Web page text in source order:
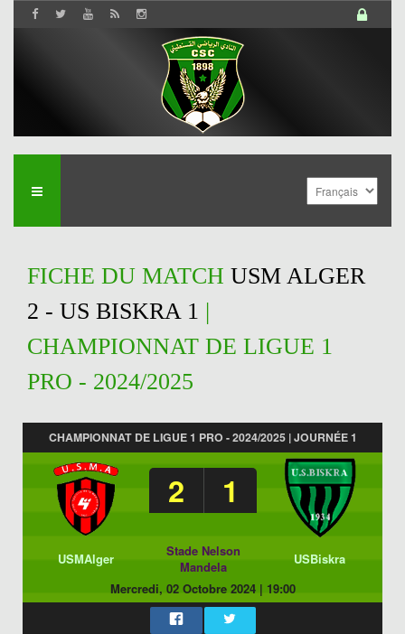
FICHE DU MATCH USM ALGER
2 - US BISKRA 1 |
CHAMPIONNAT DE LIGUE 1
PRO - 2024/2025
CHAMPIONNAT DE LIGUE 1 PRO - 2024/2025 | JOURNÉE 1
2 1
USMAlger
Stade Nelson
Mandela
USBiskra
Mercredi, 02 Octobre 2024| 19:00